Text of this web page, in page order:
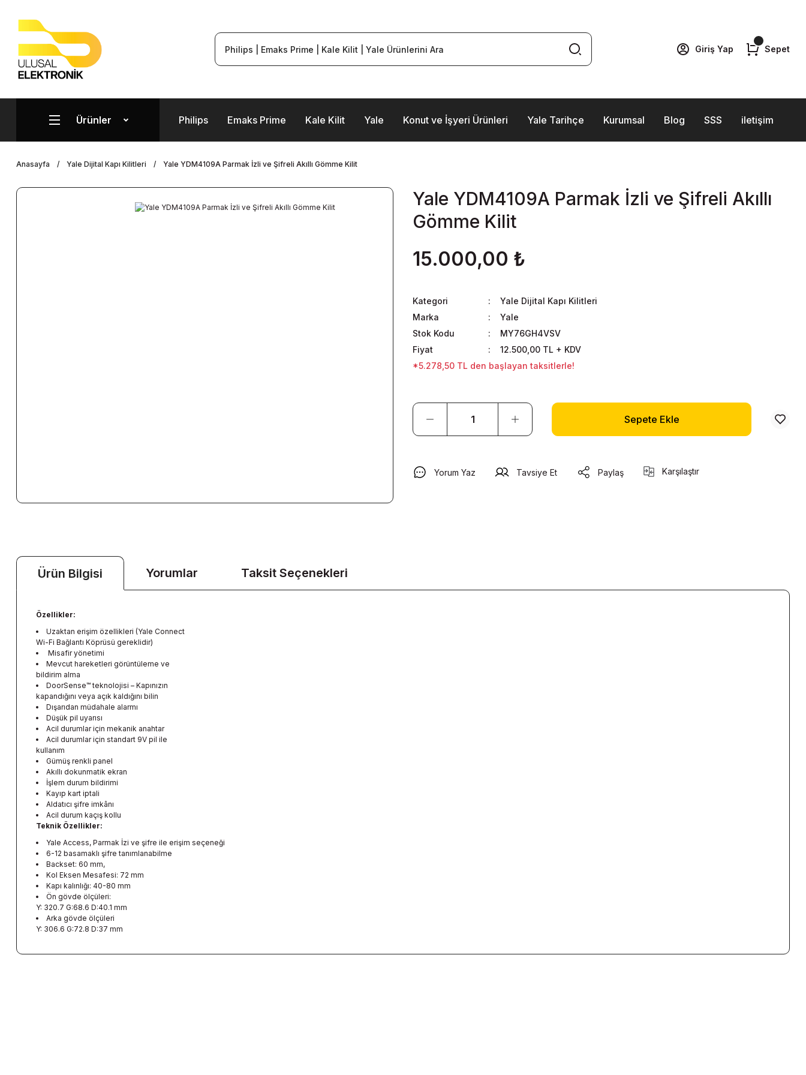
Giriş Yap Sepet
Ürünler Philips Emaks Prime Kale Kilit Yale Konut ve İşyeri Ürünleri Yale Tarihçe Kurumsal Blog SSS iletişim
Anasayfa Yale Dijital Kapı Kilitleri Yale YDM4109A Parmak İzli ve Şifreli Akıllı Gömme Kilit
Yale YDM4109A Parmak İzli ve Şifreli Akıllı
Gömme Kilit
15.000,00 ₺
Kategori
Yale Dijital Kapı Kilitleri
Marka
Yale
Stok Kodu
MY76GH4VSV
Fiyat
12.500,00 TL + KDV
*5.278,50 TL den başlayan taksitlerle!
Sepete Ekle
Yorum Yaz Tavsiye Et Paylaş Karşılaştır
Ürün Bilgisi Yorumlar Taksit Seçenekleri
Özellikler:
Uzaktan erişim özellikleri (Yale Connect
Wi-Fi Bağlantı Köprüsü gereklidir)
Misafir yönetimi
Mevcut hareketleri görüntüleme ve
bildirim alma
DoorSense™ teknolojisi – Kapınızın
kapandığını veya açık kaldığını bilin
Dışarıdan müdahale alarmı
Düşük pil uyarısı
Acil durumlar için mekanik anahtar
Acil durumlar için standart 9V pil ile
kullanım
Gümüş renkli panel
Akıllı dokunmatik ekran
İşlem durum bildirimi
Kayıp kart iptali
Aldatıcı şifre imkânı
Acil durum kaçış kollu
Teknik Özellikler:
Yale Access, Parmak İzi ve şifre ile erişim seçeneği
6-12 basamaklı şifre tanımlanabilme
Backset: 60 mm,
Kol Eksen Mesafesi: 72 mm
Kapı kalınlığı: 40-80 mm
Ön gövde ölçüleri:
Y: 320.7 G:68.6 D:40.1 mm
Arka gövde ölçüleri
Y: 306.6 G:72.8 D:37 mm